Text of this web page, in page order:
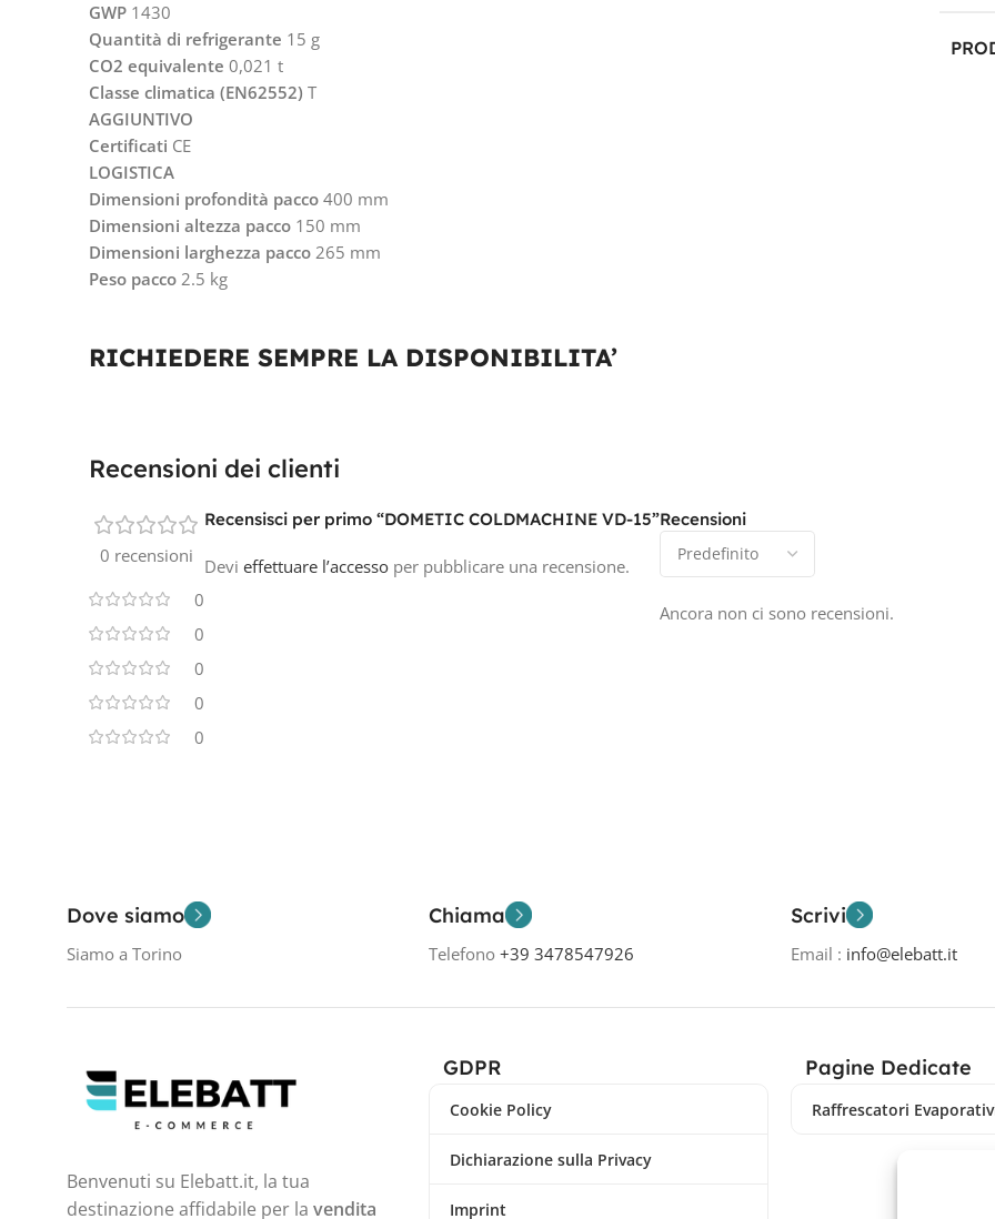
GWP 1430
Quantità di refrigerante 15 g
CO2 equivalente 0,021 t
Classe climatica (EN62552) T
AGGIUNTIVO
Certificati CE
LOGISTICA
Dimensioni profondità pacco 400 mm
Dimensioni altezza pacco 150 mm
Dimensioni larghezza pacco 265 mm
Peso pacco 2.5 kg
RICHIEDERE SEMPRE LA DISPONIBILITA’
Recensioni dei clienti
0 recensioni
0
0
0
0
0
Recensioni
Ancora non ci sono recensioni.
Recensisci per primo “DOMETIC COLDMACHINE VD-15”
Devi effettuare l’accesso per pubblicare una recensione.
Dove siamo
Siamo a Torino
Chiama
Telefono +39 3478547926
Scrivi
Email : info@elebatt.it
Benvenuti su Elebatt.it, la tua
destinazione affidabile per la vendita
GDPR
Cookie Policy
Dichiarazione sulla Privacy
Imprint
Pagine Dedicate
Raffrescatori